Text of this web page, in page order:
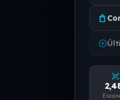
shopping_bag
play_circle
qr_code_scanner